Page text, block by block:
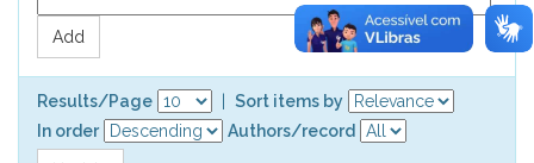
Results/Page
Sort items by
In order
Authors/record